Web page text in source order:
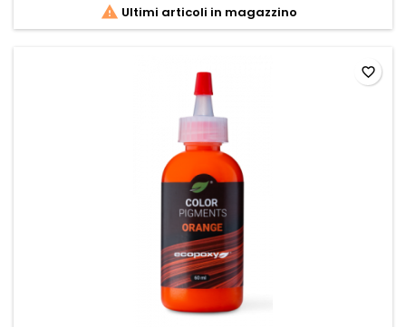
 Ultimi articoli in magazzino
favorite_border